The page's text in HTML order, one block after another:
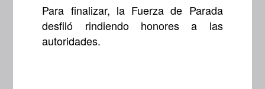
Para finalizar, la Fuerza de Parada
desfiló rindiendo honores a las
autoridades.